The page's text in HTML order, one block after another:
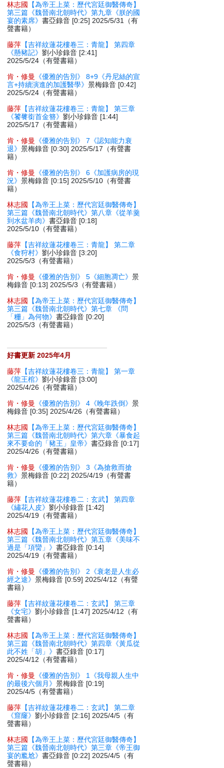
林志國
【為帝王上菜：歷代宮廷御醫傳奇】
第三篇《魏晉南北朝時代》第九章《朕的國
宴的素席》書亞錄音 [0:25] 2025/5/31（有
聲書籍）
藤萍 【吉祥紋蓮花樓卷三：青龍】 第四章
《懸豬記》劉小珍錄音 [2:41]
2025/5/24（有聲書籍）
肯・修曼
《優雅的告別》 8+9《丹尼絲的宣
言+持續演進的加護醫學》景梅錄音 [0:42]
2025/5/24（有聲書籍）
藤萍 【吉祥紋蓮花樓卷三：青龍】 第三章
《饕餮銜首金簪》劉小珍錄音 [1:44]
2025/5/17（有聲書籍）
肯・修曼
《優雅的告別》 7《認知能力衰
退》景梅錄音 [0:30] 2025/5/17（有聲書
籍）
肯・修曼
《優雅的告別》 6《加護病房的現
況》景梅錄音 [0:15] 2025/5/10（有聲書
籍）
林志國
【為帝王上菜：歷代宮廷御醫傳奇】
第三篇《魏晉南北朝時代》第八章《從羊羹
到水盆羊肉》書亞錄音 [0:18]
2025/5/10（有聲書籍）
藤萍 【吉祥紋蓮花樓卷三：青龍】 第二章
《食狩村》劉小珍錄音 [3:20]
2025/5/3（有聲書籍）
肯・修曼
《優雅的告別》 5《細胞凋亡》景
梅錄音 [0:13] 2025/5/3（有聲書籍）
林志國
【為帝王上菜：歷代宮廷御醫傳奇】
第三篇《魏晉南北朝時代》第七章 《問
「粣」為何物》書亞錄音 [0:20]
2025/5/3（有聲書籍）
好書更新 2025年4月
藤萍 【吉祥紋蓮花樓卷三：青龍】 第一章
《龍王棺》劉小珍錄音 [3:00]
2025/4/26（有聲書籍）
肯・修曼
《優雅的告別》 4《晚年跌倒》景
梅錄音 [0:35] 2025/4/26（有聲書籍）
林志國
【為帝王上菜：歷代宮廷御醫傳奇】
第三篇《魏晉南北朝時代》第六章《暴食起
來不要命的「豬王」皇帝》書亞錄音 [0:17]
2025/4/26（有聲書籍）
肯・修曼
《優雅的告別》 3《為搶救而搶
救》景梅錄音 [0:22] 2025/4/19（有聲書
籍）
藤萍 【吉祥紋蓮花樓卷二：玄武】 第四章
《繡花人皮》劉小珍錄音 [1:42]
2025/4/19（有聲書籍）
林志國
【為帝王上菜：歷代宮廷御醫傳奇】
第三篇《魏晉南北朝時代》第五章《美味不
過是「項臠」》書亞錄音 [0:14]
2025/4/19（有聲書籍）
肯・修曼
《優雅的告別》 2《衰老是人生必
經之途》景梅錄音 [0:59] 2025/4/12（有聲
書籍）
藤萍 【吉祥紋蓮花樓卷二：玄武】 第三章
《女宅》劉小珍錄音 [1:47] 2025/4/12（有
聲書籍）
林志國
【為帝王上菜：歷代宮廷御醫傳奇】
第三篇《魏晉南北朝時代》第四章《黃瓜從
此不姓「胡」》書亞錄音 [0:17]
2025/4/12（有聲書籍）
肯・修曼
《優雅的告別》 1《我母親人生中
的最後六個月》景梅錄音 [0:19]
2025/4/5（有聲書籍）
藤萍 【吉祥紋蓮花樓卷二：玄武】 第二章
《窟窿》劉小珍錄音 [2:16] 2025/4/5（有
聲書籍）
林志國
【為帝王上菜：歷代宮廷御醫傳奇】
第三篇《魏晉南北朝時代》第三章《帝王御
宴的尷尬》書亞錄音 [0:22] 2025/4/5（有
聲書籍）